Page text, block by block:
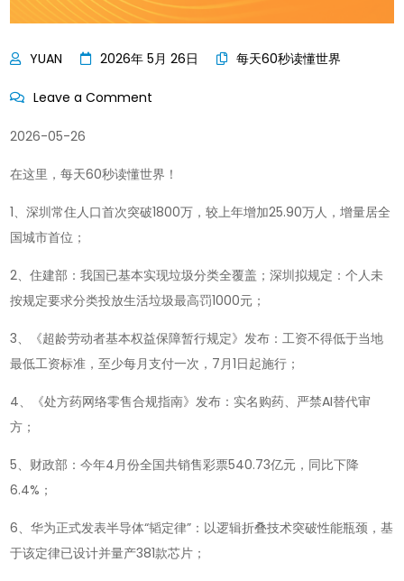
2026年 5月 26日 每天60秒读懂世界
Leave a Comment
60
世
界-2026-
26!
2026-05-26
在这里，每天60秒读懂世界！
1、深圳常住人口首次突破1800万，较上年增加25.90万人，增量居全
国城市首位；
2、住建部：我国已基本实现垃圾分类全覆盖；深圳拟规定：个人未
按规定要求分类投放生活垃圾最高罚1000元；
3、《超龄劳动者基本权益保障暂行规定》发布：工资不得低于当地
最低工资标准，至少每月支付一次，7月1日起施行；
4、《处方药网络零售合规指南》发布：实名购药、严禁AI替代审
方；
5、财政部：今年4月份全国共销售彩票540.73亿元，同比下降
6.4%；
6、华为正式发表半导体“韬定律”：以逻辑折叠技术突破性能瓶颈，基
于该定律已设计并量产381款芯片；